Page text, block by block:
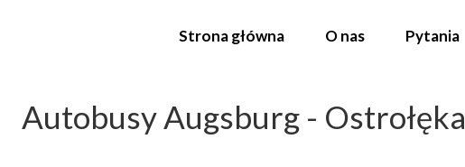
Autobusy Augsburg - Ostrołęka
Strona główna O nas Pytania